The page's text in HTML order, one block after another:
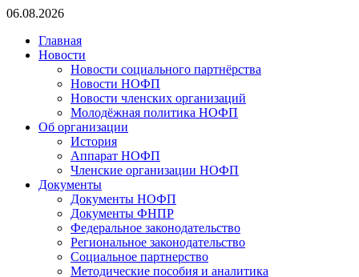
Перейти
содержимому
06.08.2026
Главная
Новости
Новости социального партнёрства
Новости НОФП
Новости членских организаций
Молодёжная политика НОФП
Об организации
История
Аппарат НОФП
Членские организации НОФП
Документы
Документы НОФП
Документы ФНПР
Федеральное законодательство
Региональное законодательство
Социальное партнерство
Методические пособия и аналитика